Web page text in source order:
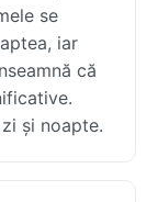
se
iar
că
și noapte.